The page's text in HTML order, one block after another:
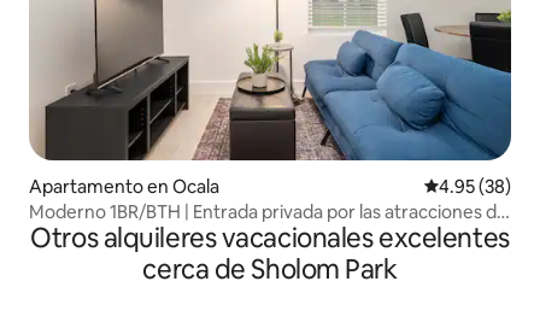
Apartamento en Ocala Calificación
4.95 (38)
Moderno 1BR/BTH | Entrada privada por las atracciones de
Ocala
Otros alquileres vacacionales excelentes
cerca de Sholom Park